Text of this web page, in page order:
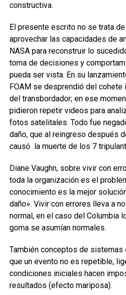
constructiva.
El presente escrito no se trata
aprovechar las capacidades de
NASA para reconstruir lo
toma de decisiones y
pueda ser vista. En su
FOAM se desprendió del cohete
del transbordador; en ese
pidieron repetir videos para
fotos satelitales. Todo fue
daño, que al reingreso después
causó la muerte de los 7
Diane Vaughn, sobre vivir con
toda la organización es el
conocimiento es la mejor
daño». Vivir con errores lleva a
normal, en el caso del Columbia
goma se asumían normales.
También conceptos de
que un evento no es repetible,
condiciones iniciales hacen
resultados (efecto mariposa).